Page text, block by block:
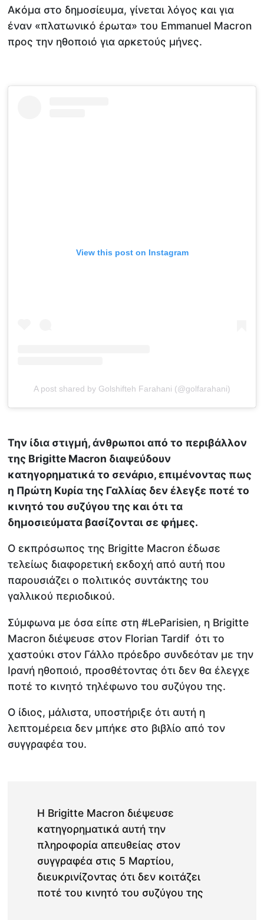
Ακόμα στο δημοσίευμα, γίνεται λόγος και για
έναν «πλατωνικό έρωτα» του Emmanuel Macron
προς την ηθοποιό για αρκετούς μήνες.
View this post on Instagram
A post shared by Golshifteh Farahani (@golfarahani)
Την ίδια στιγμή, άνθρωποι από το περιβάλλον
της Brigitte Macron διαψεύδουν
κατηγορηματικά το σενάριο, επιμένοντας πως
η Πρώτη Κυρία της Γαλλίας δεν έλεγξε ποτέ το
κινητό του συζύγου της και ότι τα
δημοσιεύματα βασίζονται σε φήμες.
Ο εκπρόσωπος της Brigitte Macron έδωσε
τελείως διαφορετική εκδοχή από αυτή που
παρουσιάζει ο πολιτικός συντάκτης του
γαλλικού περιοδικού.
Σύμφωνα με όσα είπε στη #LeParisien, η Brigitte
Macron διέψευσε στον Florian Tardif ότι το
χαστούκι στον Γάλλο πρόεδρο συνδεόταν με την
Ιρανή ηθοποιό, προσθέτοντας ότι δεν θα έλεγχε
ποτέ το κινητό τηλέφωνο του συζύγου της.
Ο ίδιος, μάλιστα, υποστήριξε ότι αυτή η
λεπτομέρεια δεν μπήκε στο βιβλίο από τον
συγγραφέα του.
Η Brigitte Macron διέψευσε
κατηγορηματικά αυτή την
πληροφορία απευθείας στον
συγγραφέα στις 5 Μαρτίου,
διευκρινίζοντας ότι δεν κοιτάζει
ποτέ του κινητό του συζύγου της